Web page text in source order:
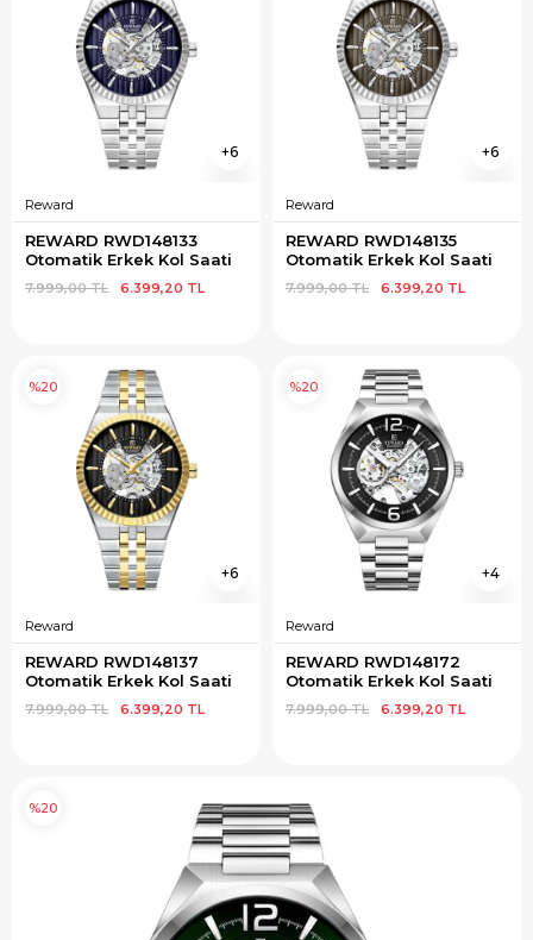
6
Reward
REWARD RWD148133
Otomatik Erkek Kol Saati
6.399,20 TL
7.999,00 TL
6
Reward
REWARD RWD148135
Otomatik Erkek Kol Saati
6.399,20 TL
7.999,00 TL
6
Reward
REWARD RWD148137
Otomatik Erkek Kol Saati
6.399,20 TL
7.999,00 TL
%20
4
Reward
REWARD RWD148172
Otomatik Erkek Kol Saati
6.399,20 TL
7.999,00 TL
%20
%20